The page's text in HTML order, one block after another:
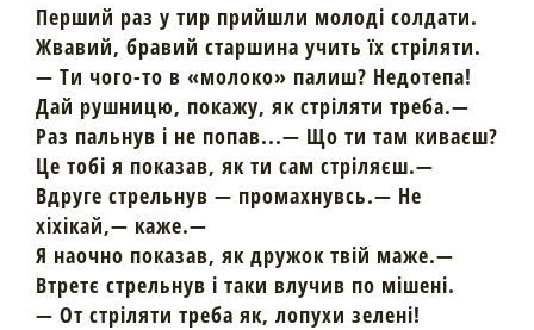
Перший раз у тир прийшли молоді солдати.
Жвавий, бравий старшина учить їх стріляти.
— Ти чого-то в «молоко» палиш? Недотепа!
Дай рушницю, покажу, як стріляти треба.—
Раз пальнув і не попав...— Що ти там киваєш?
Це тобі я показав, як ти сам стріляєш.—
Вдруге стрельнув — промахнувсь.— Не
хіхікай,— каже.—
Я наочно показав, як дружок твій маже.—
Втретє стрельнув і таки влучив по мішені.
— От стріляти треба як, лопухи зелені!